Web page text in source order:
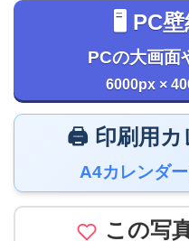
🖥️ PC
PCの大画面
6000px ×
🖨️ 印刷用カ
A4カレンダ
この写